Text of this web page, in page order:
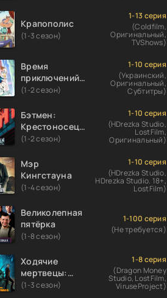
Крапополис
(1-3 сезон)
1-13 серия
(Coldfilm,
Оригинальный,
TVShows)
Время
приключений:
Фионна и Кейк
(1-2 сезон)
1-10 серия
(Украинский,
Оригинальный,
Субтитры)
Бэтмен:
Крестоносец в
плаще
(1-2 сезон)
1-10 серия
(HDrezka Studio,
LostFilm,
Оригинальный)
Мэр
Кингстауна
(1-4 сезон)
1-10 серия
(HDrezka Studio,
HDrezka Studio. 18+,
LostFilm)
Великолепная
пятёрка
(1-8 сезон)
1-100 серия
(Не требуется)
Ходячие
мертвецы:
Мертвый
(1-3 сезон)
1-8 серия
(Dragon Money
Studio, LostFilm,
ViruseProject)